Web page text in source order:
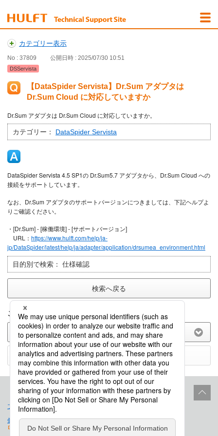
カテゴリー表示
No : 37809 公開日時 : 2025/07/30 10:51
DSServista
【DataSpider Servista】Dr.Sum アダプタは
Dr.Sum Cloud に対応していますか
Dr.Sum アダプタは Dr.Sum Cloud に対応していますか。
カテゴリー： DataSpider Servista
DataSpider Servista 4.5 SP1の Dr.Sum5.7 アダプタから、Dr.Sum Cloud への
接続をサポートしています。
なお、Dr.Sum アダプタのサポートバージョンにつきましては、下記ヘルプよ
りご確認ください。
・[Dr.Sum] - [稼働環境] - [サポートバージョン]
URL： https://www.hulft.com/help/ja-
jp/DataSpider/latest/help/ja/adapter/application/drsumea_environment.html
目的別で検索： 仕様確認
検索へ戻る
このFAQに関してのご意見をお聞かせ下さい。
(選択してください)
送信する
プロダクトライフサイクル サイトポリシー
個人情報保護法に基づく公表事項 免責事項